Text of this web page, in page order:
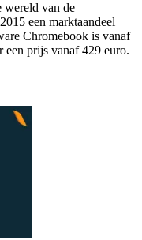
wereld van de
een marktaandeel
Chromebook is vanaf
een prijs vanaf 429 euro.